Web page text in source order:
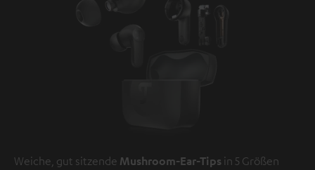
Weiche, gut sitzende Mushroom-Ear-Tips in 5 Größen